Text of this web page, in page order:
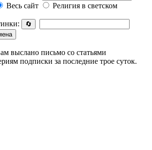
Весь сайт
Религия в светском
🔄
выслано письмо со статьями
подписки за последние трое суток.